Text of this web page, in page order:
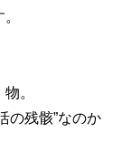
。
の残骸”なのか